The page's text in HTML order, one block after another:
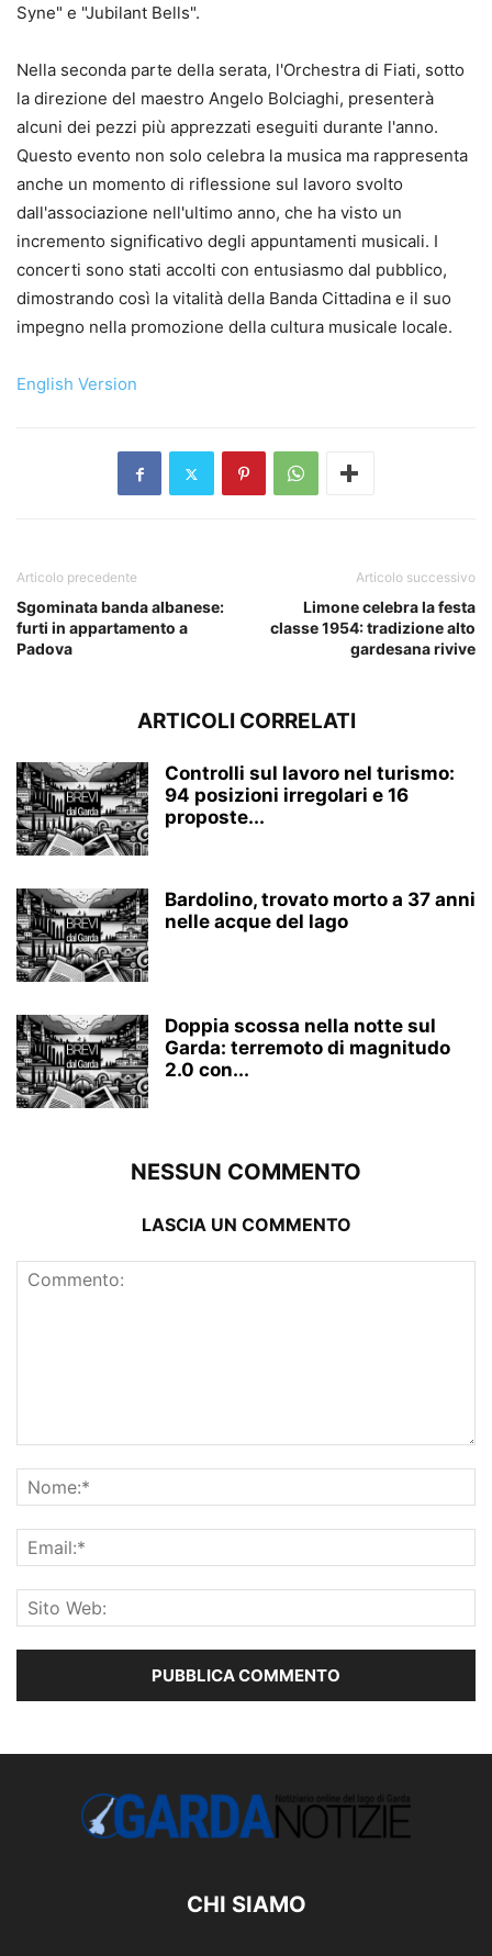
Syne" e "Jubilant Bells".
Nella seconda parte della serata, l'Orchestra di Fiati, sotto
la direzione del maestro Angelo Bolciaghi, presenterà
alcuni dei pezzi più apprezzati eseguiti durante l'anno.
Questo evento non solo celebra la musica ma rappresenta
anche un momento di riflessione sul lavoro svolto
dall'associazione nell'ultimo anno, che ha visto un
incremento significativo degli appuntamenti musicali. I
concerti sono stati accolti con entusiasmo dal pubblico,
dimostrando così la vitalità della Banda Cittadina e il suo
impegno nella promozione della cultura musicale locale.
English Version
Articolo precedente
Sgominata banda albanese:
furti in appartamento a
Padova
Articolo successivo
Limone celebra la festa
classe 1954: tradizione alto
gardesana rivive
ARTICOLI CORRELATI
Controlli sul lavoro nel turismo:
94 posizioni irregolari e 16
proposte...
Bardolino, trovato morto a 37 anni
nelle acque del lago
Doppia scossa nella notte sul
Garda: terremoto di magnitudo
2.0 con...
NESSUN COMMENTO
LASCIA UN COMMENTO
CHI SIAMO